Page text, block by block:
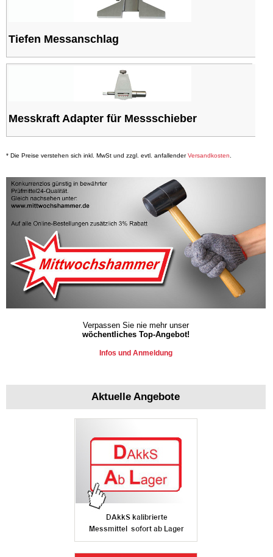
Tiefen Messanschlag
Messkraft Adapter für Messschieber
* Die Preise verstehen sich inkl. MwSt und zzgl. evtl. anfallenderVersandkosten
Verpassen Sie nie mehr unser
wöchentliches Top-Angebot!
Infos und Anmeldung
Aktuelle Angebote